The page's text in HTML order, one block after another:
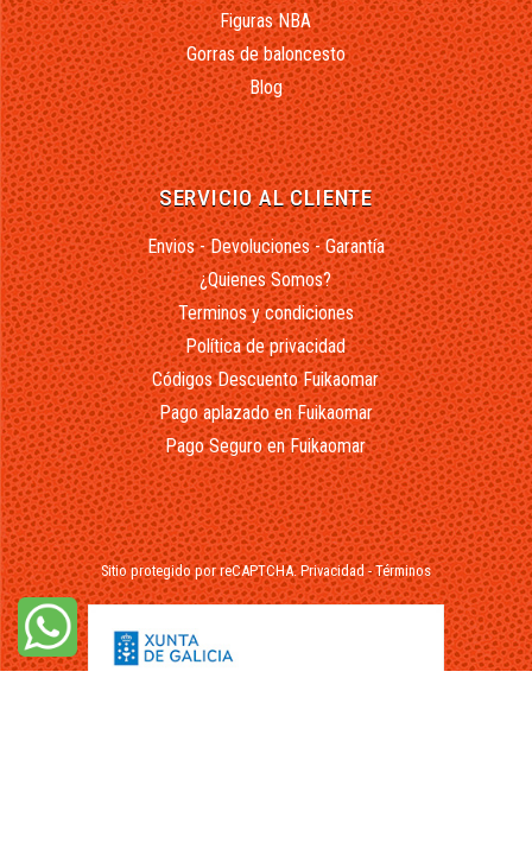
Figuras NBA
Gorras de baloncesto
Blog
SERVICIO AL CLIENTE
Envios - Devoluciones - Garantía
¿Quienes Somos?
Terminos y condiciones
Política de privacidad
Códigos Descuento Fuikaomar
Pago aplazado en Fuikaomar
Pago Seguro en Fuikaomar
Sitio protegido por reCAPTCHA.Privacidad-Términos